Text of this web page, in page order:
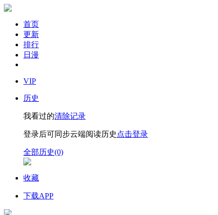
首页
更新
排行
日漫
VIP
历史
我看过的清除记录
登录后可同步云端阅读历史 点击登录
全部历史(0)
收藏
下载APP